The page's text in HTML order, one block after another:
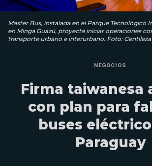
Master Bus, instalada en el Parque Tecnológico
en Minga Guazú, proyecta iniciar operaciones
transporte urbano e interurbano. Foto: Gentileza
NEGOCIOS
Firma taiwanesa
con plan para
buses
Paraguay